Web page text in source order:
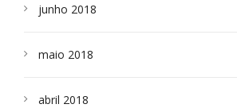
junho 2018
maio 2018
abril 2018